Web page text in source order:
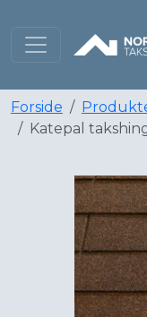
Forside
Katepal